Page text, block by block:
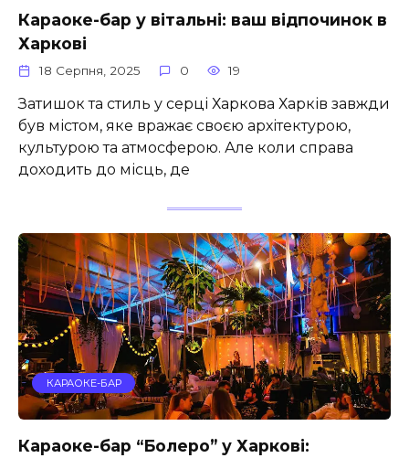
Караоке-бар у вітальні: ваш відпочинок в
Харкові
18 Серпня, 2025 0 19
Затишок та стиль у серці Харкова Харків завжди
був містом, яке вражає своєю архітектурою,
культурою та атмосферою. Але коли справа
доходить до місць, де
КАРАОКЕ-БАР
Караоке-бар “Болеро” у Харкові: